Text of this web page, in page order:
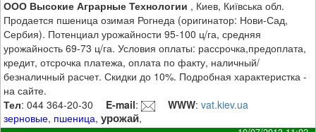
ООО Высокие Аграрные Технологии , Киев, Київська обл.
Продается пшеница озимая Рогнеда (оригинатор: Нови-Сад,
Сербия). Потенциал урожайности 95-100 ц/га, средняя
урожайность 69-73 ц/га. Условия оплаты: рассрочка,предоплата,
кредит, отсрочка платежа, оплата по факту, наличный/
безналичный расчет. Скидки до 10%. Подробная характеристка -
на сайте.
Тел: 044 364-20-30 E-mail: WWW:vat.kiev.ua
зерновые, пшеница,урожай,